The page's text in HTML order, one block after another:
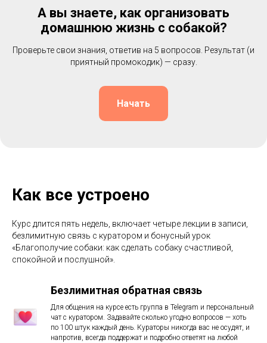
А вы знаете, как организовать
домашнюю жизнь с собакой?
Проверьте свои знания, ответив на 5 вопросов. Результат (и
приятный промокодик) — сразу.
Начать
Как все устроено
Курс длится пять недель, включает четыре лекции в записи,
безлимитную связь с куратором и бонусный урок
«Благополучие собаки: как сделать собаку счастливой,
спокойной и послушной».
Безлимитная обратная связь
Для общения на курсе есть группа в Telegram и персональный
чат с куратором. Задавайте сколько угодно вопросов — хоть
по 100 штук каждый день. Кураторы никогда вас не осудят, и
напротив, всегда поддержат и подробно ответят на любой